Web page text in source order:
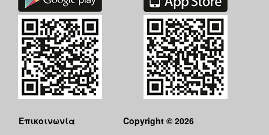
Επικοινωνία
Copyright © 2026